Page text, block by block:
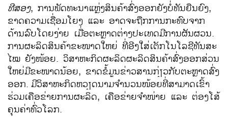
ທີ​ສອງ, ການ​ພັດທະນາ​ແຫຼ່ງສິນຄ້າ​ສົ່ງ​ອອກຍັງ​ບໍ່​ທັນ​ຍືນ​ຍົງ,
ຂາດ​ຄວາມ​ເຊື່ອມ​ໂຍງ ​ແລະ ອາດ​ຈະຖືກ​ການກະທົບຈາກ​
ດ້ານ​ລົບ​ໂດຍ​ງ່າ​ຍ ​ເມື່ອ​ຕະຫຼາດ​ຕ່າງປະ​ເທດ​ມີການ​ຜັນ​ຜວນ.
ການ​ຜະລິດ​ສິນຄ້າ​ຂະໜາດ​ໃຫຍ່ ​ທີ່​ອີງ​ໃສ່​ເຕັກ​ໂນ​ໂລ​ຊີ​ທັນ​ສະ​
ໄໝ ຍັງ​ໜ້ອຍ. ວິ​ສາ​ຫະກິດ​ຜະລິດຜະລິດ​ສິນຄ້າ​ສົ່ງ​ອອກ​ສ່ວນ​​
ໃຫຍ່​ມີ​ຂະໜາດ​ນ້ອຍ, ຂາດ​ຂໍ້​ມູນ​ຂ່າວສານ​ກ່ຽວ​ກັບ​ຕະຫຼາດ​ສົ່ງ​
ອອກ. ມີ​ວິ​ສາ​ຫະ​ກິດ​ຫວຽດ​ນາມຈຳ​ນວນ​ໜ້ອຍ​ທີ່​ສາ​ມາດ​ເຂົ້າ​
ຮ່ວມ​ເຄືອ​ຂ່າຍ​ການ​ຜະ​ລິດ, ເຄືອ​ຂ່າຍ​ຈຳ​ໜ່າຍ ແລະ ຕ່ອງ​ໂສ້​
ຄຸນ​ຄ່າ​ທົ່ວ​ໂລກ.